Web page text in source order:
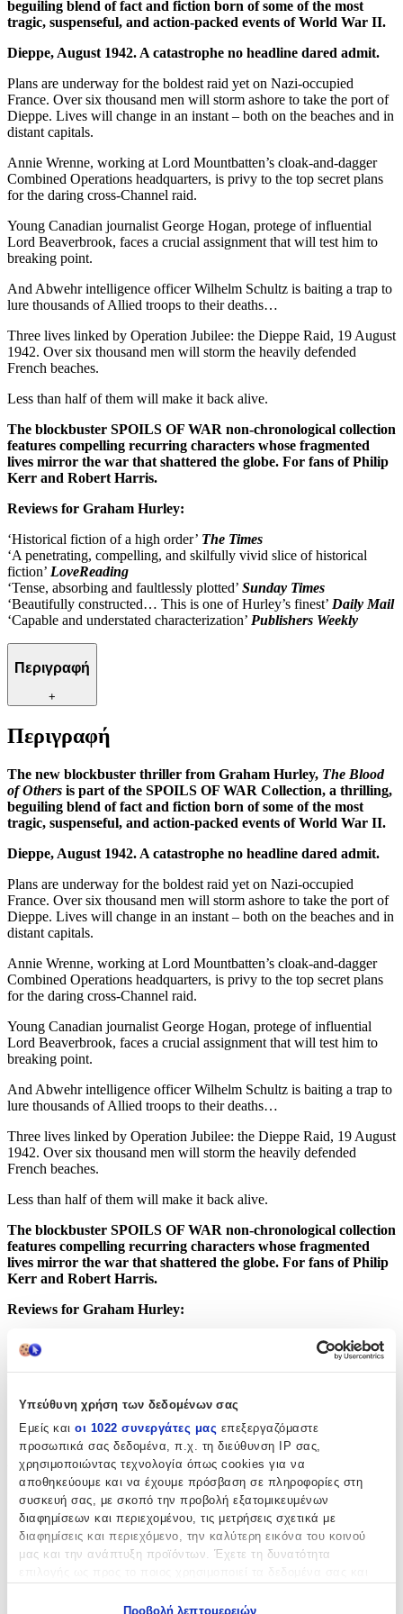
Υπεύθυνη χρήση των δεδομένων σας
Εμείς και οι 1022 συνεργάτες μας επεξεργαζόμαστε
προσωπικά σας δεδομένα, π.χ. τη διεύθυνση IP σας,
χρησιμοποιώντας τεχνολογία όπως cookies για να
αποθηκεύουμε και να έχουμε πρόσβαση σε πληροφορίες στη
συσκευή σας, με σκοπό την προβολή εξατομικευμένων
διαφημίσεων και περιεχομένου, τις μετρήσεις σχετικά με
διαφημίσεις και περιεχόμενο, την καλύτερη εικόνα του κοινού
μας και την ανάπτυξη προϊόντων. Έχετε τη δυνατότητα
Προβολή λεπτομερειών
beguiling blend of fact and fiction born of some of the most
tragic, suspenseful, and action-packed events of World War II.
Dieppe, August 1942. A catastrophe no headline dared admit.
Plans are underway for the boldest raid yet on Nazi-occupied
France. Over six thousand men will storm ashore to take the port of
Dieppe. Lives will change in an instant – both on the beaches and in
distant capitals.
Annie Wrenne, working at Lord Mountbatten’s cloak-and-dagger
Combined Operations headquarters, is privy to the top secret plans
for the daring cross-Channel raid.
Young Canadian journalist George Hogan, protege of influential
Lord Beaverbrook, faces a crucial assignment that will test him to
breaking point.
And Abwehr intelligence officer Wilhelm Schultz is baiting a trap to
lure thousands of Allied troops to their deaths…
Three lives linked by Operation Jubilee: the Dieppe Raid, 19 August
1942. Over six thousand men will storm the heavily defended
French beaches.
Less than half of them will make it back alive.
The blockbuster SPOILS OF WAR non-chronological collection
features compelling recurring characters whose fragmented
lives mirror the war that shattered the globe. For fans of Philip
Kerr and Robert Harris.
Reviews for Graham Hurley:
‘Historical fiction of a high order’ The Times
‘A penetrating, compelling, and skilfully vivid slice of historical
fiction’ LoveReading
‘Tense, absorbing and faultlessly plotted’ Sunday Times
‘Beautifully constructed… This is one of Hurley’s finest’ Daily Mail
‘Capable and understated characterization’ Publishers Weekly
Περιγραφή
+
Περιγραφή
The new blockbuster thriller from Graham Hurley, The Blood
of Others is part of the SPOILS OF WAR Collection, a thrilling,
beguiling blend of fact and fiction born of some of the most
tragic, suspenseful, and action-packed events of World War II.
Dieppe, August 1942. A catastrophe no headline dared admit.
Plans are underway for the boldest raid yet on Nazi-occupied
France. Over six thousand men will storm ashore to take the port of
Dieppe. Lives will change in an instant – both on the beaches and in
distant capitals.
Annie Wrenne, working at Lord Mountbatten’s cloak-and-dagger
Combined Operations headquarters, is privy to the top secret plans
for the daring cross-Channel raid.
Young Canadian journalist George Hogan, protege of influential
Lord Beaverbrook, faces a crucial assignment that will test him to
breaking point.
And Abwehr intelligence officer Wilhelm Schultz is baiting a trap to
lure thousands of Allied troops to their deaths…
Three lives linked by Operation Jubilee: the Dieppe Raid, 19 August
1942. Over six thousand men will storm the heavily defended
French beaches.
Less than half of them will make it back alive.
The blockbuster SPOILS OF WAR non-chronological collection
features compelling recurring characters whose fragmented
lives mirror the war that shattered the globe. For fans of Philip
Kerr and Robert Harris.
Reviews for Graham Hurley:
‘Historical fiction of a high order’
‘A penetrating, compelling, and skilfully vivid slice of historical
fiction’LoveReading
‘Beautifully constructed… This is one of Hurley’s finest’
‘Capable and understated characterization’
Publishers Weekly
Χαρακτηριστικά
Συγγραφέας:
Graham Hurley
Εκδότης: